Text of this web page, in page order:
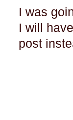
I was
I will
post